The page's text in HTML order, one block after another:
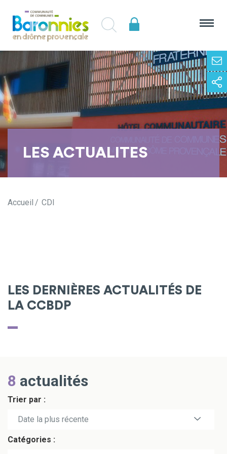
LES ACTUALITES
Accueil CDI
LES DERNIÈRES ACTUALITÉS DE
LA CCBDP
8 actualités
Trier par :
Date la plus récente
Date la plus ancienne
Catégories :